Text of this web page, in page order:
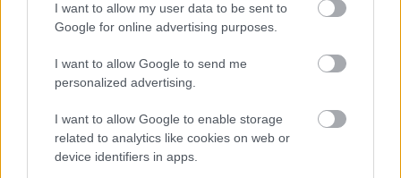
I want to allow my user data to be sent to
Google for online advertising purposes.
I want to allow Google to send me
personalized advertising.
I want to allow Google to enable storage
related to analytics like cookies on web or
device identifiers in apps.
A zsemle és a húspogácsa mellett jelentős szerepet
kapnak a különleges házi szószok is, melyek között
házi készítésű ketchup, chipotle mayo saját kézzel
magozott chipotle papriából, a kólás bbq és az